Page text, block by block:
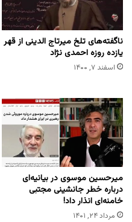
ناگفته‌های تلخ میرتاج الدینی از قهر
یازده روزه احمدی نژاد
اسفند ۷, ۱۴۰۰
میرحسین موسوی در بیانیه‌ای
درباره خطر جانشینی مجتبی
خامنه‌ای انذار داد!
مرداد ۲۴, ۱۴۰۱